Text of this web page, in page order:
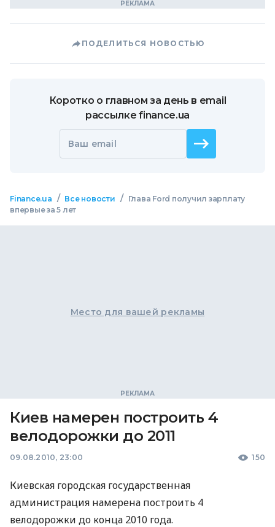
ПОДЕЛИТЬСЯ НОВОСТЬЮ
Коротко о главном за день в email
рассылке finance.ua
Ваш email
Finance.ua / Все новости /
Глава Ford получил зарплату
впервые за 5 лет
Место для вашей рекламы
Киев намерен построить 4
велодорожки до 2011
09.08.2010, 23:00 150
Киевская городская государственная
администрация намерена построить 4
велодорожки до конца 2010 года.